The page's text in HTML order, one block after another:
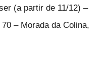
(a partir de 11/12) –
– Morada da Colina,